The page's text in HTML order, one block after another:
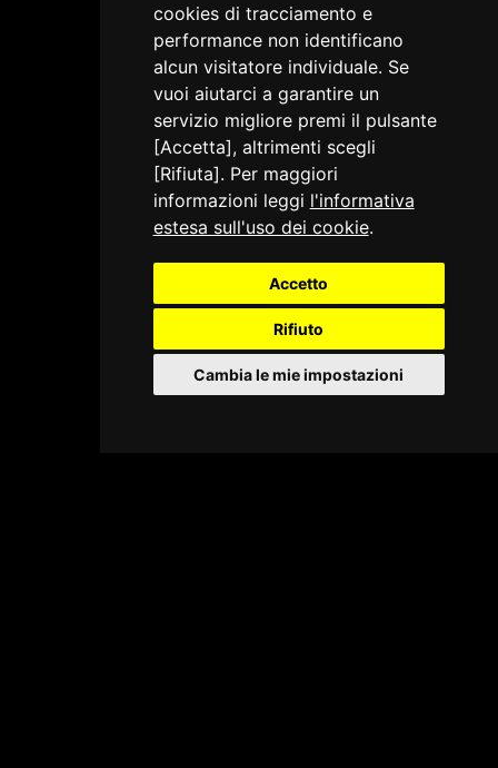
cookies di tracciamento e
performance non identificano
alcun visitatore individuale. Se
vuoi aiutarci a garantire un
servizio migliore premi il pulsante
[Accetta], altrimenti scegli
[Rifiuta]. Per maggiori
informazioni leggi l'informativa
estesa sull'uso dei cookie.
Accetto
Rifiuto
Cambia le mie impostazioni